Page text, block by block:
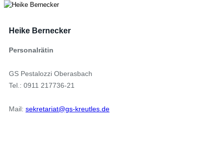
Heike Bernecker
Personalrätin
GS Pestalozzi Oberasbach
Tel.: 0911 217736-21
Mail: sekretariat@gs-kreutles.de